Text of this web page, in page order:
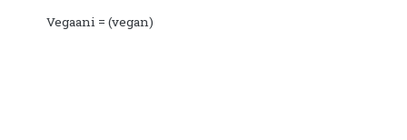
Vegaani = (vegan)